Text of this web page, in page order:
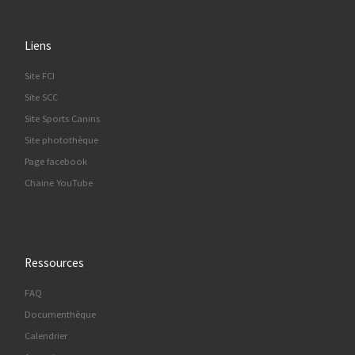
Liens
Site FCI
Site SCC
Site Sports Canins
Site photothèque
Page facebook
Chaine YouTube
Ressources
FAQ
Documenthèque
Calendrier